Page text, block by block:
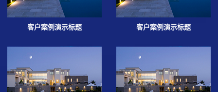
客户案例演示标题 客户案例演示标题